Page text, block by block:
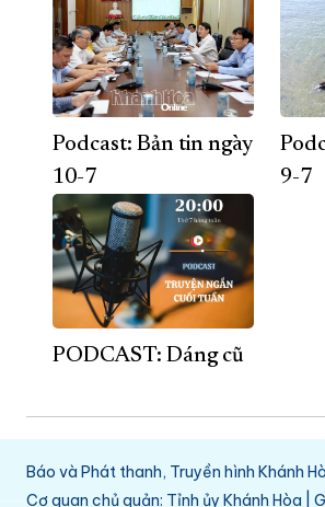
Podcast: Bản tin ngày
10-7
9-7
PODCAST: Dáng cũ
Báo và Phát thanh, Truyền hình Khánh
Cơ quan chủ quản: Tỉnh ủy Khánh Hòa